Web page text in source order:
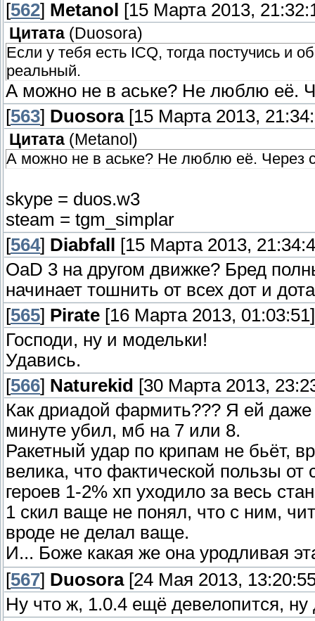
[562] Metanol [15 Марта 2013,
Цитата ( Duosora)
Если у тебя есть ICQ, тогда постучись
реальный.
А можно не в аське? Не люблю её.
[563] Duosora[15 Марта 2013,
Цитата (Metanol )
А можно не в аське? Не люблю её. Через
skype = duos.w3
steam = tgm_simplar
[564] Diabfall
[15 Марта 2013,
OaD 3 на другом движке? Бред
начинает тошнить от всех дот и
[565] Pirate [16 Марта 2013, 01:03:51]
Господи, ну и модельки!
Удавись.
[566] Naturekid [30 Марта 2013,
Как дриадой фармить??? Я ей
минуте убил, мб на 7 или 8.
Ракетный удар по крипам не бьёт,
велика, что фактической пользы
героев 1-2% хп уходило за весь
1 скил ваще не понял, что с ним,
вроде не делал ваще.
И... Боже какая же она уродливая
[567] Duosora[24 Мая 2013,
Ну что ж, 1.0.4 ещё девелопится, ну